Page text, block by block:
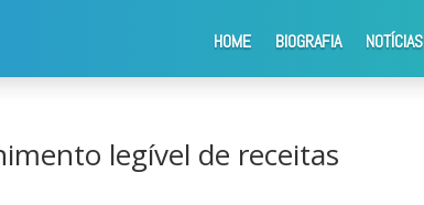
HOME BIOGRAFIA NOTÍCIAS
legível de receitas médicas e odontológicas
legível de receitas